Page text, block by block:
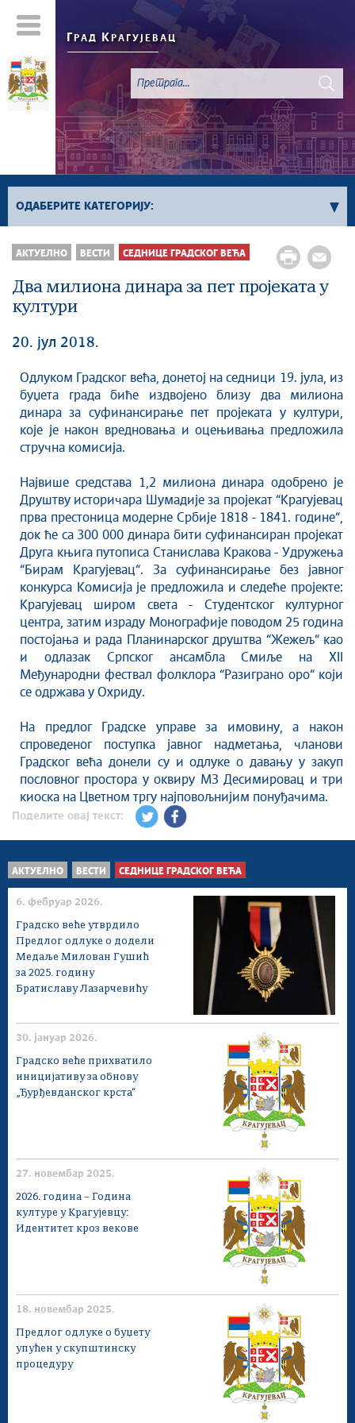
Г РАД К РАГУЈЕВАЦ
ОДАБЕРИТЕ КАТЕГОРИЈУ:
Све вести
Сервисне Информације
Генерално
Односи са јавношћу
Здравство
Социјална заштита
Спорт
Седнице Градског већа
Седнице Скупштине
Туризам
Крагујевац - Град у парку
Екологија
Млади у локалној самоуправи
НВО
Међународна сарадња
Позив за медије
Избори
Октобарске свечаности
Образовање
Савет за координацију послова безбедности
саобраћаја
Људска и мањинска права
АКТУЕЛНО ВЕСТИ СЕДНИЦЕ ГРАДСКОГ ВЕЋА
Два милиона динара за пет пројеката у
култури
20. јул 2018.
Одлуком Градског већа, донетој на седници 19. јула, из
буџета града биће издвојено близу два милиона
динара за суфинансирање пет пројеката у култури,
које је након вредновања и оцењивања предложила
стручна комисија.
Највише средстава 1,2 милиона динара одобрено је
Друштву историчара Шумадије за пројекат “Крагујевац
прва престоница модерне Србије 1818 - 1841. године“,
док ће са 300 000 динара бити суфинансиран пројекат
Друга књига путописа Станислава Кракова - Удружења
“Бирам Крагујевац“. За суфинансирање без јавног
конкурса Комисија је предложила и следеће пројекте:
Крагујевац широм света - Студентског културног
центра, затим израду Монографије поводом 25 година
постојања и рада Планинарског друштва “Жежељ“ као
и одлазак Српског ансамбла Смиље на XII
Међународни фествал фолклора “Разиграно оро“ који
се одржава у Охриду.
На предлог Градске управе за имовину, а након
спроведеног поступка јавног надметања, чланови
Градског већа донели су и одлуке о давању у закуп
пословног простора у оквиру МЗ Десимировац и три
киоска на Цветном тргу најповољнијим понуђачима.
Поделите овај текст:
АКТУЕЛНО ВЕСТИ СЕДНИЦЕ ГРАДСКОГ ВЕЋА
6. фебруар 2026.
Градско веће утврдило
Предлог одлуке о додели
Медаље Милован Гушић
за 2025. годину
Братиславу Лазарчевићу
30. јануар 2026.
Градско веће прихватило
иницијативу за обнову
„Ђурђевданског крста“
27. новембар 2025.
2026. година – Година
културе у Крагујевцу:
Идентитет кроз векове
18. новембар 2025.
Предлог одлуке о буџету
упућен у скупштинску
процедуру